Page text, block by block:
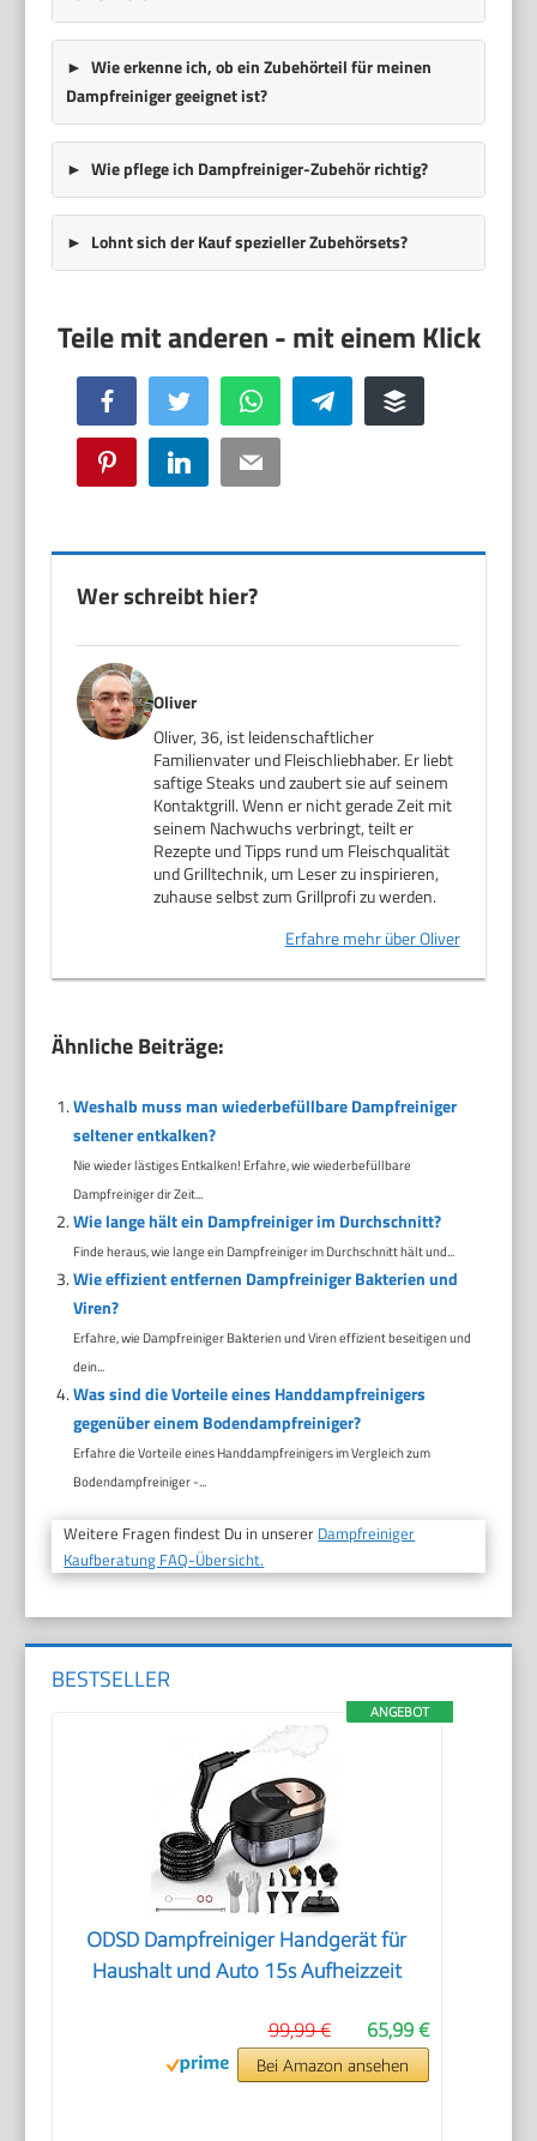
Wie erkenne ich, ob ein Zubehörteil für meinen
Dampfreiniger geeignet ist?
Wie pflege ich Dampfreiniger-Zubehör richtig?
Lohnt sich der Kauf spezieller Zubehörsets?
Facebook Twitter WhatsApp Telegram Buffer
Pinterest LinkedIn Email
Wer schreibt hier?
Oliver
Oliver, 36, ist leidenschaftlicher
Familienvater und Fleischliebhaber. Er liebt
saftige Steaks und zaubert sie auf seinem
Kontaktgrill. Wenn er nicht gerade Zeit mit
seinem Nachwuchs verbringt, teilt er
Rezepte und Tipps rund um Fleischqualität
und Grilltechnik, um Leser zu inspirieren,
zuhause selbst zum Grillprofi zu werden.
Erfahre mehr über Oliver
Ähnliche Beiträge:
Weshalb muss man wiederbefüllbare Dampfreiniger
seltener entkalken?
Nie wieder lästiges Entkalken! Erfahre, wie wiederbefüllbare
Dampfreiniger dir Zeit...
Wie lange hält ein Dampfreiniger im Durchschnitt?
Finde heraus, wie lange ein Dampfreiniger im Durchschnitt hält und...
Wie effizient entfernen Dampfreiniger Bakterien und
Viren?
Erfahre, wie Dampfreiniger Bakterien und Viren effizient beseitigen und
dein...
Was sind die Vorteile eines Handdampfreinigers
gegenüber einem Bodendampfreiniger?
Erfahre die Vorteile eines Handdampfreinigers im Vergleich zum
Bodendampfreiniger -...
Weitere Fragen findest Du in unserer Dampfreiniger
Kaufberatung FAQ-Übersicht.
BESTSELLER
ANGEBOT
ODSD Dampfreiniger Handgerät für
Haushalt und Auto 15s Aufheizzeit
65,99 €
99,99 €
Bei Amazon ansehen